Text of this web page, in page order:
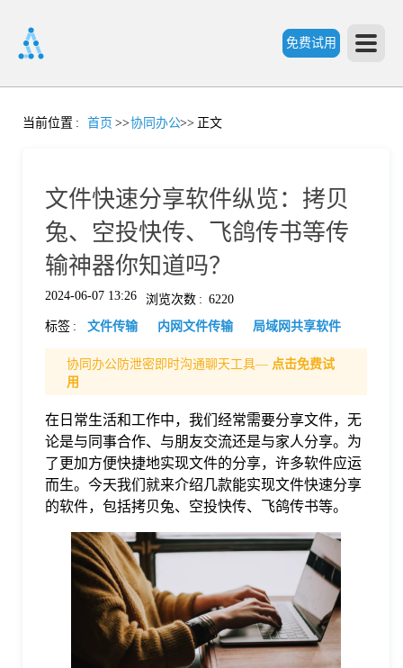
免费试用
首
价
格
当前位置 : 首页 >>协同办公>> 正文
文件快速分享软件纵览：拷贝
兔、空投快传、飞鸽传书等传
输神器你知道吗？
2024-06-07 13:26 浏览次数 : 6220
标签 : 文件传输 内网文件传输 局域网共享软件
协同办公防泄密即时沟通聊天工具— 点击免费试
用
在日常生活和工作中，我们经常需要分享文件，无
论是与同事合作、与朋友交流还是与家人分享。为
了更加方便快捷地实现文件的分享，许多软件应运
而生。今天我们就来介绍几款能实现文件快速分享
的软件，包括拷贝兔、空投快传、飞鸽传书等。